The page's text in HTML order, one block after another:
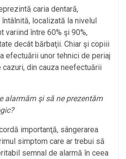
caria dentară,
localizată la nivelul
variind între 60% şi 90%,
decât bărbaţii. Chiar şi copiii
efectuării unor tehnici de periaj
cazuri, din cauza neefectuării
alarmăm şi să ne prezentăm
importanţă, sângerarea
simptom care ar trebui să
semnal de alarmă în ceea